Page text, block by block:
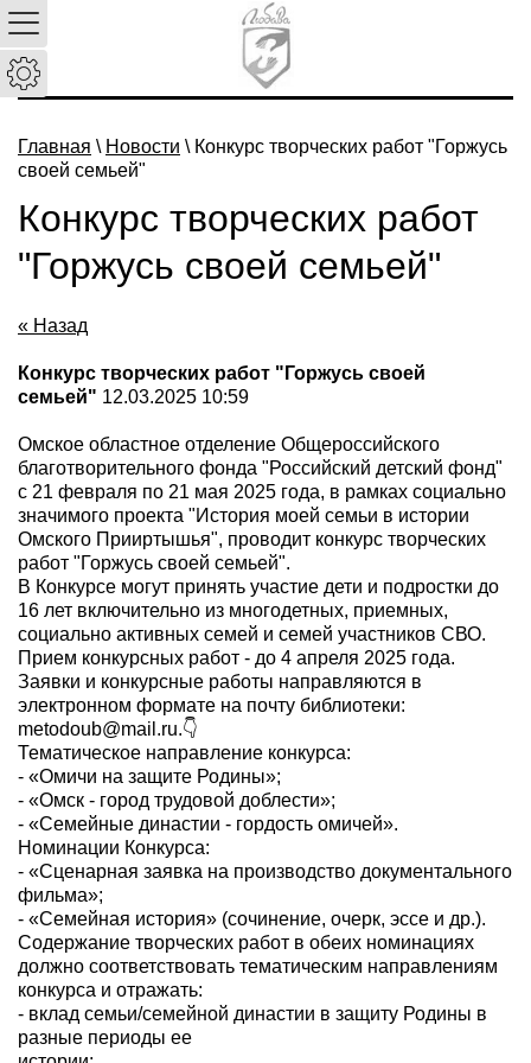
Главная \ Новости \ Конкурс творческих работ "Горжусь
своей семьей"
Конкурс творческих работ
"Горжусь своей семьей"
« Назад
Конкурс творческих работ "Горжусь своей
семьей" 12.03.2025 10:59
Омское областное отделение Общероссийского
благотворительного фонда "Российский детский фонд"
с 21 февраля по 21 мая 2025 года, в рамках социально
значимого проекта "История моей семьи в истории
Омского Прииртышья", проводит конкурс творческих
работ "Горжусь своей семьей".
В Конкурсе могут принять участие дети и подростки до
16 лет включительно из многодетных, приемных,
социально активных семей и семей участников СВО.
Прием конкурсных работ - до 4 апреля 2025 года.
Заявки и конкурсные работы направляются в
электронном формате на почту библиотеки:
metodoub@mail.ru.👇
Тематическое направление конкурса:
- «Омичи на защите Родины»;
- «Омск - город трудовой доблести»;
- «Семейные династии - гордость омичей».
Номинации Конкурса:
- «Сценарная заявка на производство документального
фильма»;
- «Семейная история» (сочинение, очерк, эссе и др.).
Содержание творческих работ в обеих номинациях
должно соответствовать тематическим направлениям
конкурса и отражать:
- вклад семьи/семейной династии в защиту Родины в
разные периоды ее